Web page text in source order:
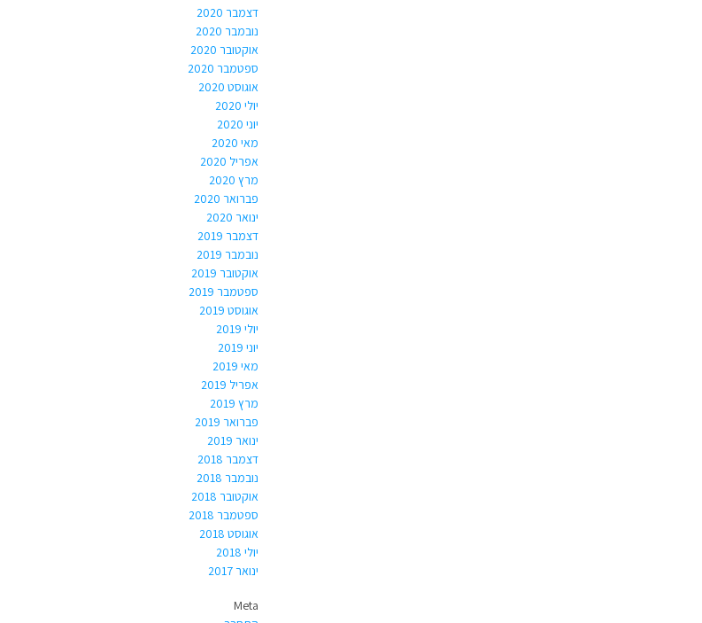
דצמבר 2020
נובמבר 2020
אוקטובר 2020
ספטמבר 2020
אוגוסט 2020
יולי 2020
יוני 2020
מאי 2020
אפריל 2020
מרץ 2020
פברואר 2020
ינואר 2020
דצמבר 2019
נובמבר 2019
אוקטובר 2019
ספטמבר 2019
אוגוסט 2019
יולי 2019
יוני 2019
מאי 2019
אפריל 2019
מרץ 2019
פברואר 2019
ינואר 2019
דצמבר 2018
נובמבר 2018
אוקטובר 2018
ספטמבר 2018
אוגוסט 2018
יולי 2018
ינואר 2017
Meta